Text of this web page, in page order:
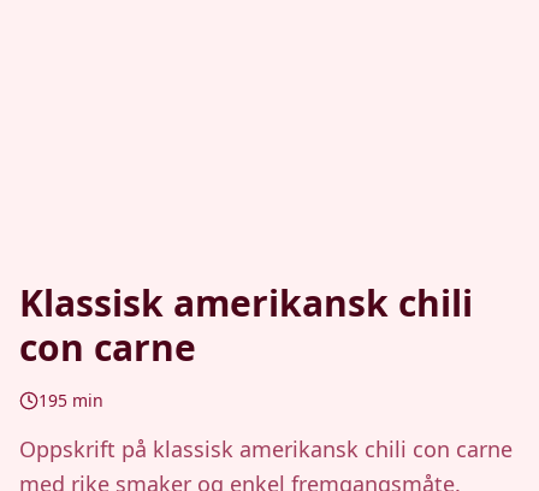
Klassisk amerikansk chili
con carne
195 min
Oppskrift på klassisk amerikansk chili con carne
med rike smaker og enkel fremgangsmåte.